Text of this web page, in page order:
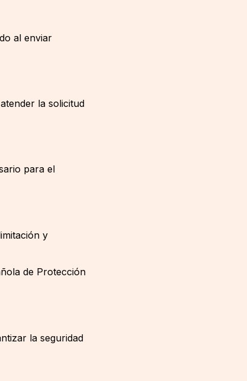
al enviar
la solicitud
para el
y
de Protección
la seguridad